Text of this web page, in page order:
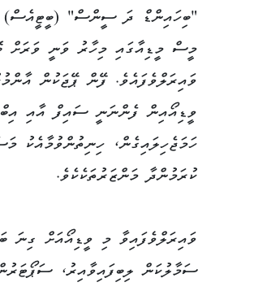
"ބިހައިންޑް ދަ ސީންސް" (ބީޓީއެސް)
މީސް މީޑިއާގައި މިހާރު ވަނީ ވަރަށް
ވައިރަލްވެފައެވެ. ފޭން ޕޭޖަކުން
ވީޑިއޯއިން ފެންނަނީ ސައިފް އާއި
ހަމަޖެހިލައިގެން، ހިނިތުންވުމާއެކު
ކުރަމުންދާ މަންޒަރުތަކެކެވެ.
ވައިރަލްވެފައިވާ މި ވީޑިއޯއަށް ގިނަ
ސަމާލުކަން ލިބިފައިވާއިރު،